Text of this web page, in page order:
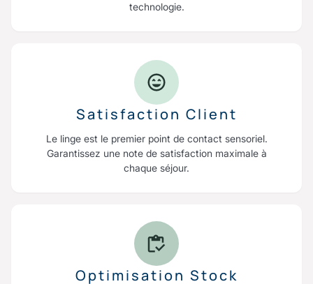
technologie.
Satisfaction Client
Le linge est le premier point de contact sensoriel.
Garantissez une note de satisfaction maximale à
chaque séjour.
Optimisation Stock